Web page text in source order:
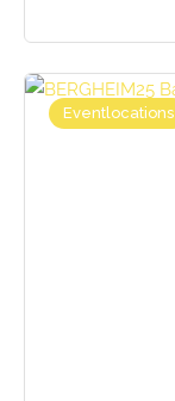
Eventlocations